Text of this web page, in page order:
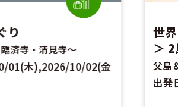
笠原＜父島・母島
を巡る!
霞
ン
ゴ
出